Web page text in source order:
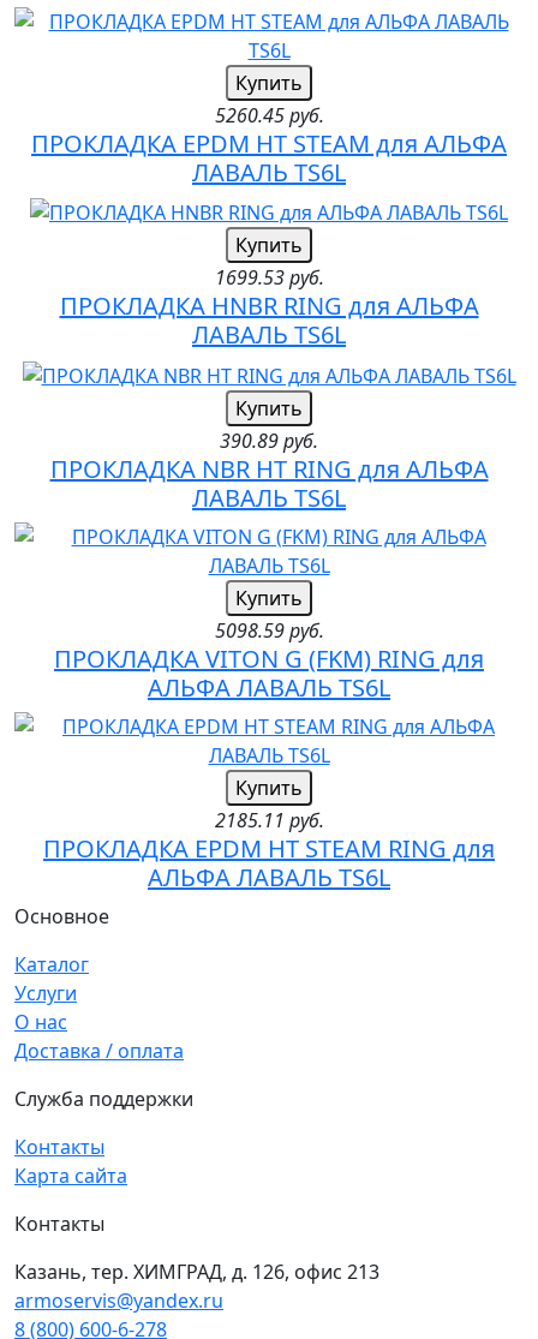
Купить
5260.45 руб.
ПРОКЛАДКА EPDM HT STEAM для АЛЬФА
ЛАВАЛЬ TS6L
Купить
1699.53 руб.
ПРОКЛАДКА HNBR RING для АЛЬФА
ЛАВАЛЬ TS6L
Купить
390.89 руб.
ПРОКЛАДКА NBR HT RING для АЛЬФА
ЛАВАЛЬ TS6L
Купить
5098.59 руб.
ПРОКЛАДКА VITON G (FKM) RING для
АЛЬФА ЛАВАЛЬ TS6L
Купить
2185.11 руб.
ПРОКЛАДКА EPDM HT STEAM RING для
АЛЬФА ЛАВАЛЬ TS6L
Основное
Каталог
Услуги
О нас
Доставка / оплата
Служба поддержки
Контакты
Карта сайта
Контакты
Казань, тер. ХИМГРАД, д. 126, офис 213
armoservis@yandex.ru
8 (800) 600-6-278